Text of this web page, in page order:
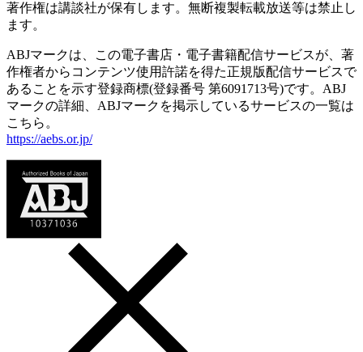
著作権は講談社が保有します。無断複製転載放送等は禁止し
ます。
ABJマークは、この電子書店・電子書籍配信サービスが、著
作権者からコンテンツ使用許諾を得た正規版配信サービスで
あることを示す登録商標(登録番号 第6091713号)です。ABJ
マークの詳細、ABJマークを掲示しているサービスの一覧は
こちら。
https://aebs.or.jp/